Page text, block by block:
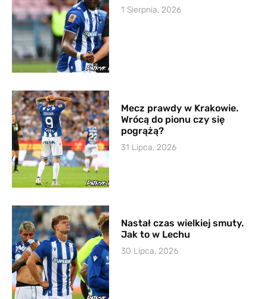
1 Sierpnia, 2026
Mecz prawdy w Krakowie.
Wrócą do pionu czy się
pogrążą?
31 Lipca, 2026
Nastał czas wielkiej smuty.
Jak to w Lechu
30 Lipca, 2026